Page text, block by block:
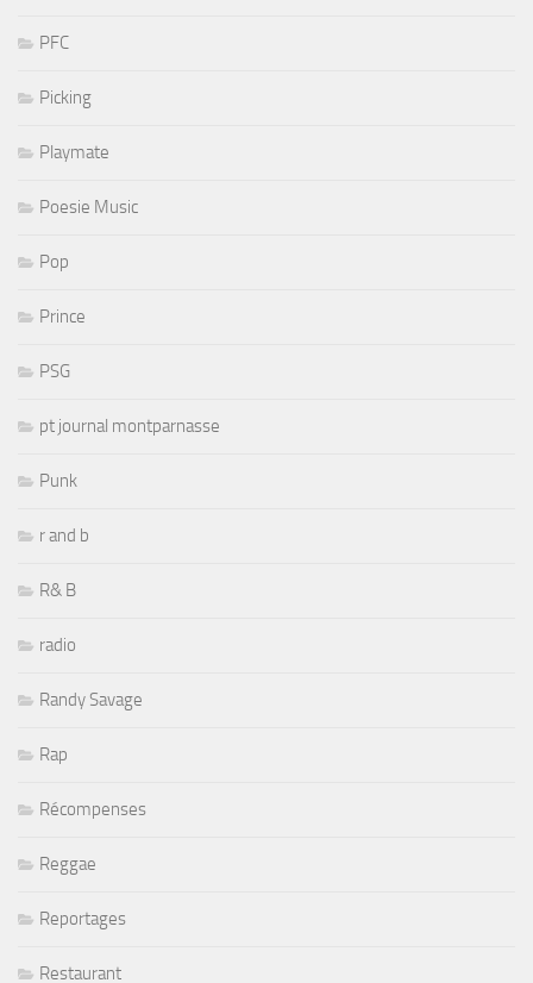
PFC
Picking
Playmate
Poesie Music
Pop
Prince
PSG
pt journal montparnasse
Punk
r and b
R& B
radio
Randy Savage
Rap
Récompenses
Reggae
Reportages
Restaurant